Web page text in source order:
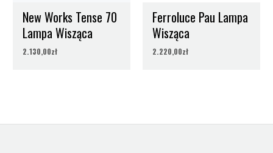
New Works Tense 70
Lampa Wisząca
2.130,00zł
Ferroluce Pau Lampa
Wisząca
2.220,00zł